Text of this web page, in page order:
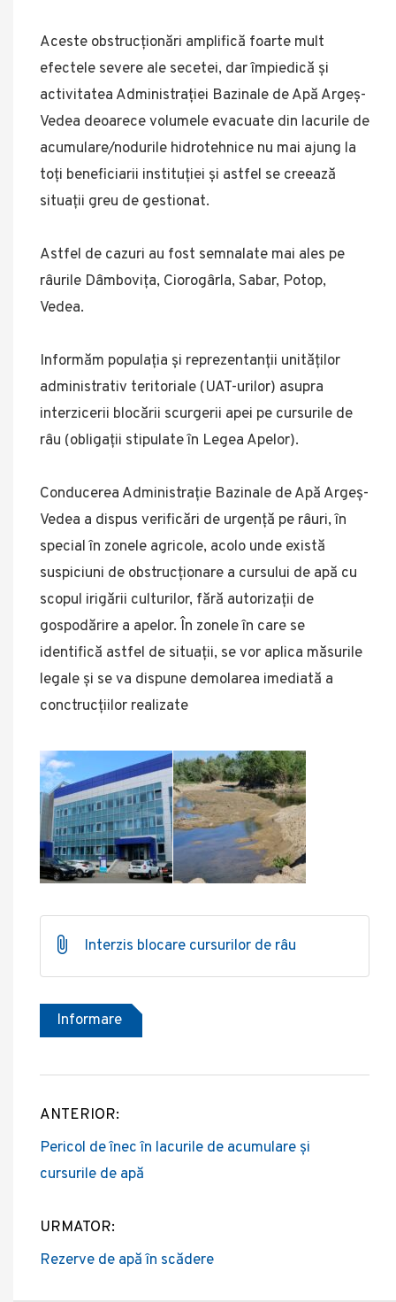
Aceste obstrucționări amplifică foarte mult
efectele severe ale secetei, dar împiedică și
activitatea Administrației Bazinale de Apă Argeș-
Vedea deoarece volumele evacuate din lacurile de
acumulare/nodurile hidrotehnice nu mai ajung la
toți beneficiarii instituției și astfel se creează
situații greu de gestionat.
Astfel de cazuri au fost semnalate mai ales pe
râurile Dâmbovița, Ciorogârla, Sabar, Potop,
Vedea.
Informăm populația și reprezentanții unităților
administrativ teritoriale (UAT-urilor) asupra
interzicerii blocării scurgerii apei pe cursurile de
râu (obligații stipulate în Legea Apelor).
Conducerea Administrație Bazinale de Apă Argeș-
Vedea a dispus verificări de urgență pe râuri, în
special în zonele agricole, acolo unde există
suspiciuni de obstrucționare a cursului de apă cu
scopul irigării culturilor, fără autorizații de
gospodărire a apelor. În zonele în care se
identifică astfel de situații, se vor aplica măsurile
legale și se va dispune demolarea imediată a
conctrucțiilor realizate
Interzis blocare cursurilor de râu
Informare
Post
navigation
ANTERIOR:
Pericol de înec în lacurile de acumulare și
cursurile de apă
URMATOR:
Rezerve de apă în scădere